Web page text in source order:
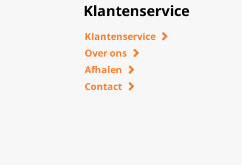
Klantenservice
Klantenservice
Over ons
Afhalen
Contact